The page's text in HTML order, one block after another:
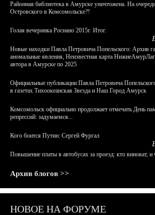
Районная библиотека в Амурске уничтожена. На
Островского в Комсомольске?!
Голая вечеринка Роснано 2015г. Итог.
Новые находки Павла Петровича Попельского: Архив
аномальные явления, Неизвестная карта
автора в Амурске по 2025
Официальные публикации Павла Петровича
в газетах Тихоокеанская Звезда и Наш Город Амурск
Комсомольск официально продолжает отмечать День
репрессий: задумаемся...
Кого боится Путин: Сергей Фургал
Повышение платы в автобусах за проезд: кто виноват, и
Архив блогов >>
НОВОЕ НА ФОРУМЕ